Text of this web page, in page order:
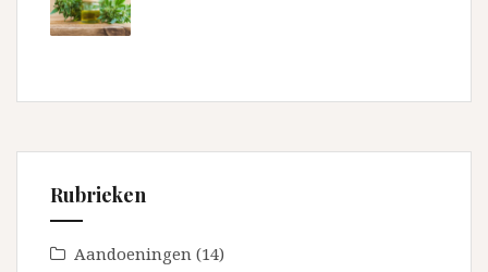
Rubrieken
Aandoeningen (14)